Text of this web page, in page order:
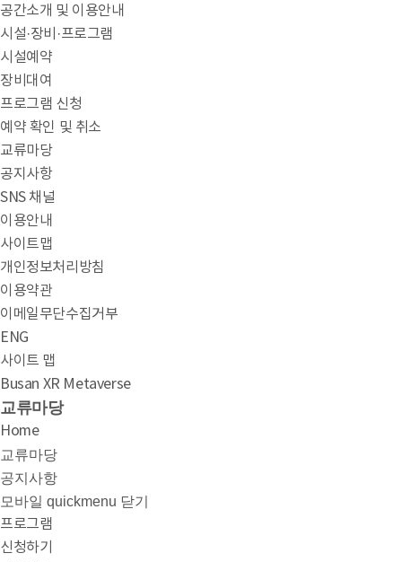
공간소개 및 이용안내
시설·장비·프로그램
시설예약
장비대여
프로그램 신청
예약 확인 및 취소
교류마당
공지사항
SNS 채널
이용안내
사이트맵
개인정보처리방침
이용약관
이메일무단수집거부
ENG
사이트 맵
Busan XR Metaverse
교류마당
Home
교류마당
공지사항
모바일 quickmenu 닫기
프로그램
신청하기